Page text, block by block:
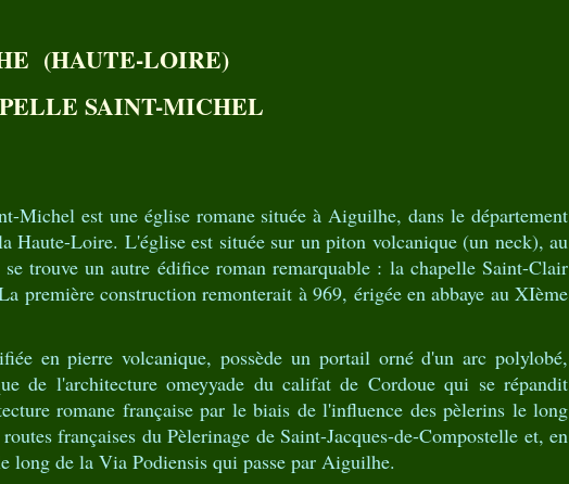
(HAUTE-LOIRE)
SAINT-MICHEL
Michel est une église romane située à Aiguilhe, dans le département
Haute-Loire. L'église est située sur un piton volcanique (un neck), au
trouve un autre édifice roman remarquable : la chapelle Saint-Clair
première construction remonterait à 969, érigée en abbaye au XIème
en pierre volcanique, possède un portail orné d'un arc polylobé,
de l'architecture omeyyade du califat de Cordoue qui se répandit
romane française par le biais de l'influence des pèlerins le long
françaises du Pèlerinage de Saint-Jacques-de-Compostelle et, en
long de la Via Podiensis qui passe par Aiguilhe.